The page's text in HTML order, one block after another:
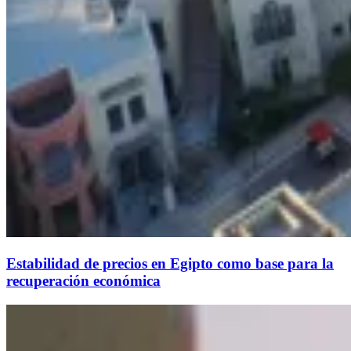
Estabilidad de precios en Egipto como base para la
recuperación económica